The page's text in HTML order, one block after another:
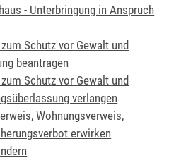
- Unterbringung in Anspruch
Schutz vor Gewalt und
beantragen
Schutz vor Gewalt und
verlangen
Wohnungsverweis,
erwirken